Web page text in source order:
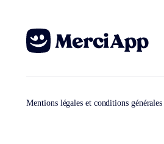
Mentions légales et conditions